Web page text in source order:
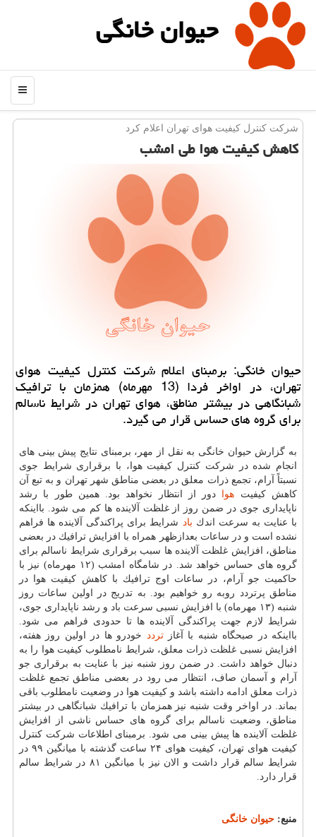
حیوان خانگی
منو
شركت كنترل كیفیت هوای تهران اعلام كرد
كاهش كیفیت هوا طی امشب
حیوان خانگی: برمبنای اعلام شركت كنترل كیفیت هوای
تهران، در اواخر فردا (13 مهرماه) همزمان با ترافیك
شبانگاهی در بیشتر مناطق، هوای تهران در شرایط ناسالم
برای گروه های حساس قرار می گیرد.
به گزارش حیوان خانگی به نقل از مهر، برمبنای نتایج پیش بینی های
انجام شده در شركت كنترل كیفیت هوا، با برقراری شرایط جوی
نسبتاً آرام، تجمع ذرات معلق در بعضی مناطق شهر تهران و به تبع آن
كاهش كیفیت هوا دور از انتظار نخواهد بود. همین طور با رشد
ناپایداری جوی در ضمن روز از غلظت آلاینده ها كم می شود. بااینكه
با عنایت به سرعت اندك باد شرایط برای پراكندگی آلاینده ها فراهم
نشده است و در ساعات بعدازظهر همراه با افزایش ترافیك در بعضی
مناطق، افزایش غلظت آلاینده ها سبب برقراری شرایط ناسالم برای
گروه های حساس خواهد شد. در شامگاه امشب (۱۲ مهرماه) نیز با
حاكمیت جو آرام، در ساعات اوج ترافیك با كاهش كیفیت هوا در
مناطق پرتردد روبه رو خواهیم بود. به تدریج در اولین ساعات روز
شنبه (۱۳ مهرماه) با افزایش نسبی سرعت باد و رشد ناپایداری جوی،
شرایط لازم جهت پراكندگی آلاینده ها تا حدودی فراهم می شود.
بااینكه در صبحگاه شنبه با آغازتردد
خودرو ها در اولین روز هفته،
افزایش نسبی غلظت ذرات معلق، شرایط نامطلوب كیفیت هوا را به
دنبال خواهد داشت. در ضمن روز شنبه نیز با عنایت به برقراری جو
آرام و آسمان صاف، انتظار می رود در بعضی مناطق تجمع غلظت
ذرات معلق ادامه داشته باشد و كیفیت هوا در وضعیت نامطلوب باقی
بماند. در اواخر وقت شنبه نیز همزمان با ترافیك شبانگاهی در بیشتر
مناطق، وضعیت ناسالم برای گروه های حساس ناشی از افزایش
غلظت آلاینده ها پیش بینی می شود. برمبنای اطلاعات شركت كنترل
كیفیت هوای تهران، كیفیت هوای ۲۴ ساعت گذشته با میانگین ۹۹ در
شرایط سالم قرار داشت و الان نیز با میانگین ۸۱ در شرایط سالم
قرار دارد.
منبع: حیوان خانگی